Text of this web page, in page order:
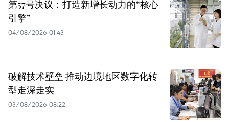
第57号决议：打造新增长动力的“核心
引擎”
04/08/2026 01:43
破解技术壁垒 推动边境地区数字化转
型走深走实
03/08/2026 08:22